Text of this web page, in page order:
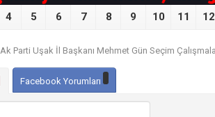
4 5 6 7 8 9 10 11 12
Ak Parti Uşak İl Başkanı Mehmet Gün Seçim
Facebook Yorumları